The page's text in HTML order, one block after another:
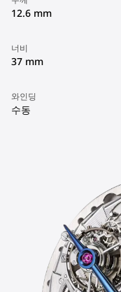
12.6 mm
너비
37 mm
와인딩
수동